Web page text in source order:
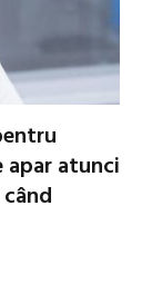
atunci